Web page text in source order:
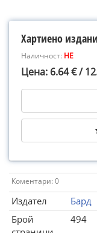
Хартиено
Наличност: НЕ
Цена: 6.64 € /
Коментари: 0
Издател
Бард
Брой
494